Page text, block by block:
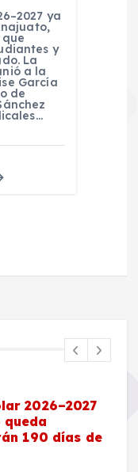
ya
y
La
a la
García
de
2026–2027
queda
190 días de